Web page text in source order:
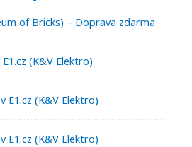
of Bricks) – Doprava zdarma
(K&V Elektro)
E1.cz (K&V Elektro)
E1.cz (K&V Elektro)